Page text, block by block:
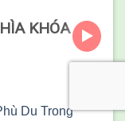
KHÓA
Du Trong